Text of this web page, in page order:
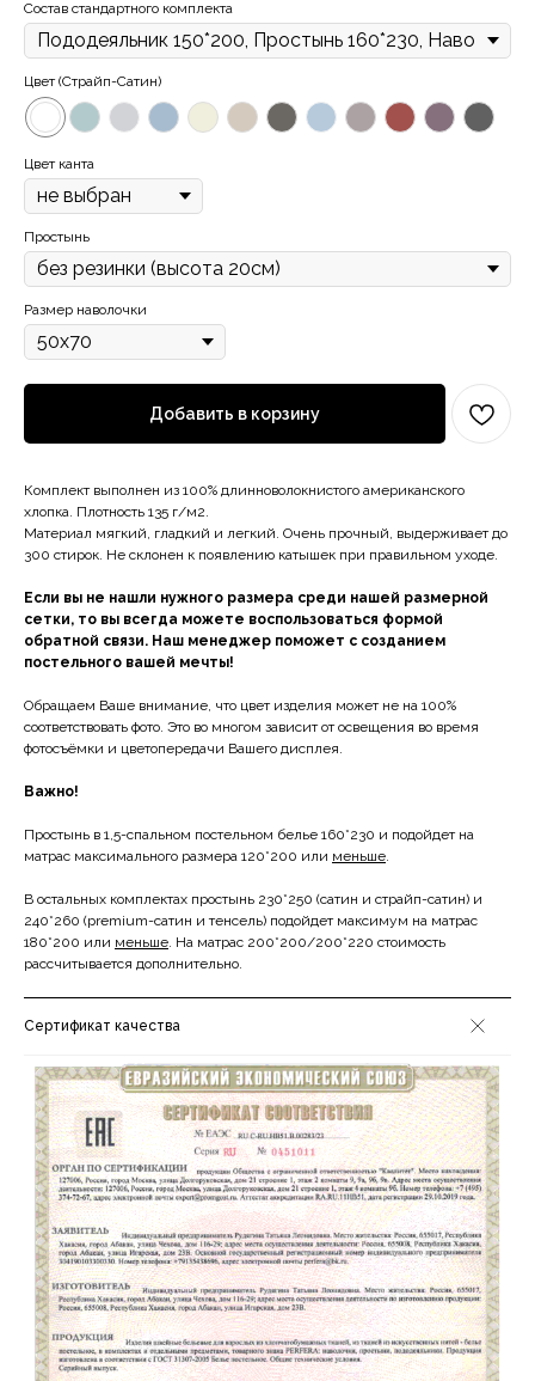
Состав стандартного комплекта
Цвет (Страйп-Сатин)
Цвет канта
Простынь
Размер наволочки
Добавить в корзину
Комплект выполнен из 100% длинноволокнистого американского
хлопка. Плотность 135 г/м2.
Материал мягкий, гладкий и легкий. Очень прочный, выдерживает до
300 стирок. Не склонен к появлению катышек при правильном уходе.
Если вы не нашли нужного размера среди нашей размерной
сетки, то вы всегда можете воспользоваться формой
обратной связи. Наш менеджер поможет с созданием
постельного вашей мечты!
Обращаем Ваше внимание, что цвет изделия может не на 100%
соответствовать фото. Это во многом зависит от освещения во время
фотосъёмки и цветопередачи Вашего дисплея.
Важно!
Простынь в 1,5-спальном постельном белье 160*230 и подойдет на
матрас максимального размера 120*200 или меньше.
В остальных комплектах простынь 230*250 (сатин и страйп-сатин) и
240*260 (premium-сатин и тенсель) подойдет максимум на матрас
180*200 или меньше. На матрас 200*200/200*220 стоимость
рассчитывается дополнительно.
Cертификат качества